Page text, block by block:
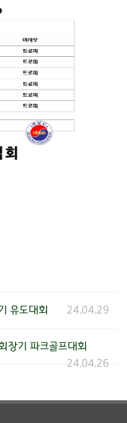
유도대회 24.04.29
장기 파크골프대회
24.04.26